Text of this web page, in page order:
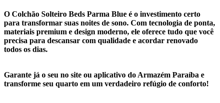
O Colchão Solteiro Beds Parma Blue é o investimento certo
para transformar suas noites de sono. Com tecnologia de ponta,
materiais premium e design moderno, ele oferece tudo que você
precisa para descansar com qualidade e acordar renovado
todos os dias.
Garante já o seu no site ou aplicativo do Armazém Paraíba e
transforme seu quarto em um verdadeiro refúgio de conforto!